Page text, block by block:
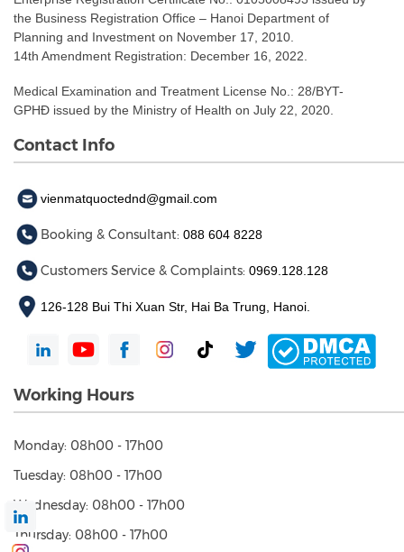
the Business Registration Office – Hanoi Department of
Planning and Investment on November 17, 2010.
14th Amendment Registration: December 16, 2022.
Medical Examination and Treatment License No.: 28/BYT-
GPHĐ issued by the Ministry of Health on July 22, 2020.
Contact Info
vienmatquoctednd@gmail.com
Booking & Consultant: 088 604 8228
Customers Service & Complaints: 0969.128.128
126-128 Bui Thi Xuan Str, Hai Ba Trung, Hanoi.
Working Hours
Monday: 08h00 - 17h00
Tuesday: 08h00 - 17h00
Wednesday: 08h00 - 17h00
Thursday: 08h00 - 17h00